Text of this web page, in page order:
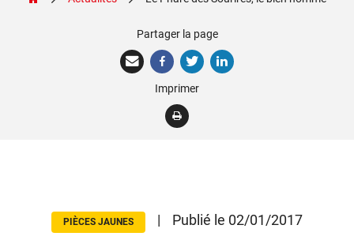
Nous soutenir
Partager la page
Imprimer
PIÈCES JAUNES | Publié le 02/01/2017